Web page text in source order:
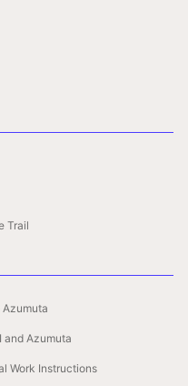
Trail
and Azumuta
Work Instructions